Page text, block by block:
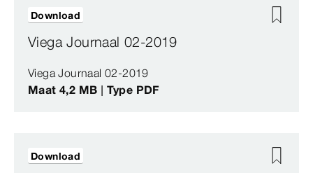
Viega Journaal 02-2019
Viega Journaal 02-2019
Maat 4,2 MB | Type PDF
Download
Download